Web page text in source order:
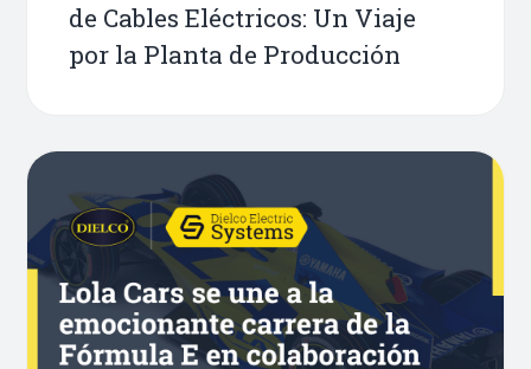
de Cables Eléctricos: Un Viaje
por la Planta de Producción